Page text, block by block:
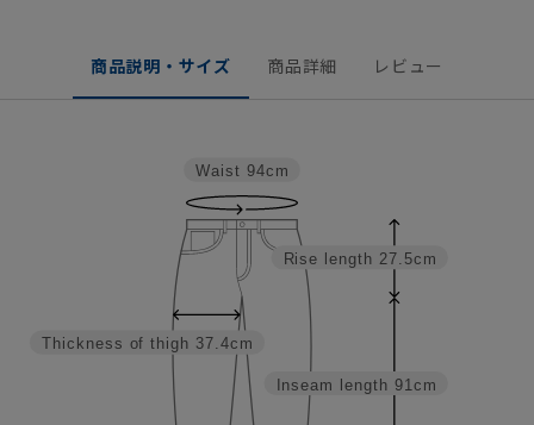
商品説明・サイズ 商品詳細 レビュー
Inseam length 91cm
Rise length 27.5cm
Thickness of thigh 37.4cm
Waist 94cm